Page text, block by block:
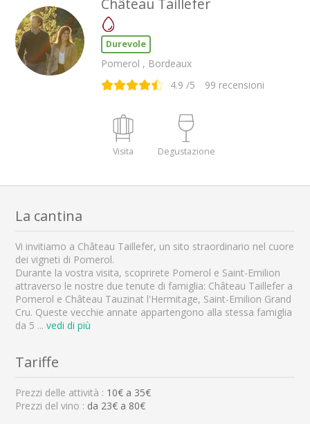
Durevole
Pomerol , Bordeaux
4.9 /5 99 recensioni
Visita Degustazione
La cantina
Vi invitiamo a Château Taillefer, un sito straordinario nel cuore
dei vigneti di Pomerol.
Durante la vostra visita, scoprirete Pomerol e Saint-Emilion
attraverso le nostre due tenute di famiglia: Château Taillefer a
Pomerol e Château Tauzinat l'Hermitage, Saint-Emilion Grand
Cru. Queste vecchie annate appartengono alla stessa famiglia
da 5 ... vedi di più
Tariffe
Prezzi delle attività : 10€ a 35€
Prezzi del vino : da 23€ a 80€